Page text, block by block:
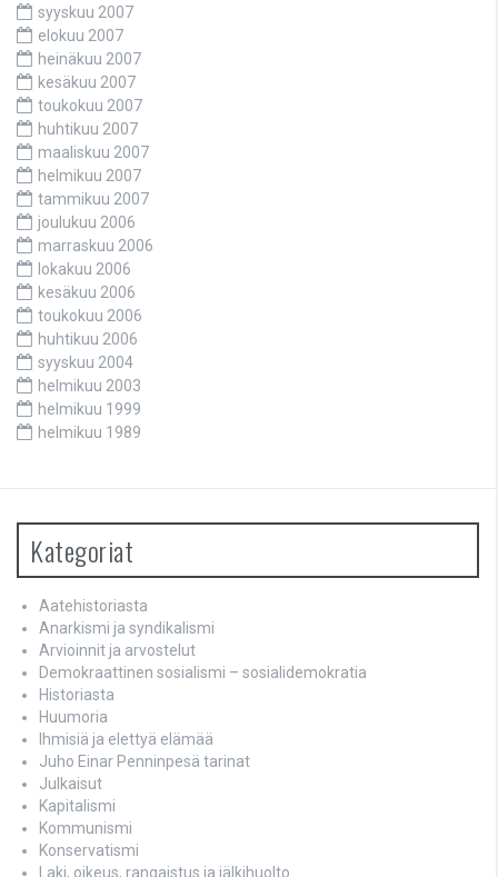
syyskuu 2007
elokuu 2007
heinäkuu 2007
kesäkuu 2007
toukokuu 2007
huhtikuu 2007
maaliskuu 2007
helmikuu 2007
tammikuu 2007
joulukuu 2006
marraskuu 2006
lokakuu 2006
kesäkuu 2006
toukokuu 2006
huhtikuu 2006
syyskuu 2004
helmikuu 2003
helmikuu 1999
helmikuu 1989
Kategoriat
Aatehistoriasta
Anarkismi ja syndikalismi
Arvioinnit ja arvostelut
Demokraattinen sosialismi – sosialidemokratia
Historiasta
Huumoria
Ihmisiä ja elettyä elämää
Juho Einar Penninpesä tarinat
Julkaisut
Kapitalismi
Kommunismi
Konservatismi
Laki, oikeus, rangaistus ja jälkihuolto